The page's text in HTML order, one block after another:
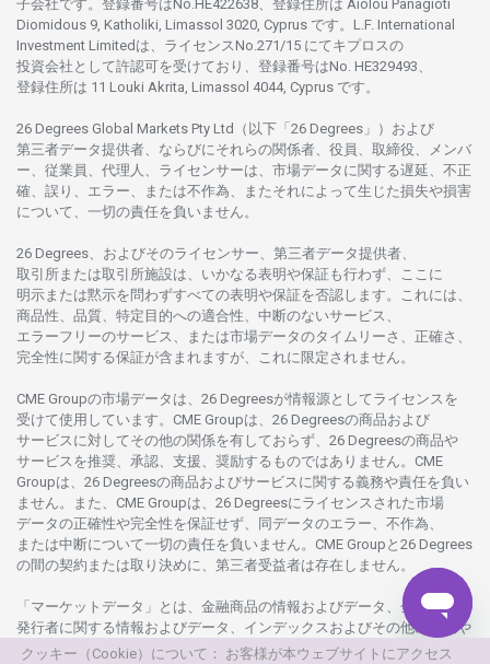
子会社です。 登録番号はNo.HE422638、 登録住所は Aiolou Panagioti
Diomidous 9, Katholiki, Limassol 3020, Cyprus です。L.F. International
Investment Limitedは、 ライセンスNo.271/15 にてキプロスの
投資会社として許認可を受けており、 登録番号はNo. HE329493、
登録住所は 11 Louki Akrita, Limassol 4044, Cyprus です。
26 Degrees Global Markets Pty Ltd（以下「26 Degrees」） および
第三者データ提供者、ならびにそれらの関係者、役員、取締役、メンバ
ー、従業員、代理人、ライセンサーは、 市場データに関する遅延、不正
確、誤り、エラー、
または不作為、 またそれに よって生じた損失や損害
について、 一切の責任を負いません。
26 Degrees、 およびそのライセンサー、 第三者データ提供者、
取引所または取引所施設は、いかなる表明や保証も行わず、
ここに
明示または黙示を問わずすべての表明や保証を否認し ます。
これには、
商品性、品質、 特定目的への適合性、 中断のないサービス、
エラーフリーのサービス、 または市場データのタイムリーさ、正確さ、
完全性に関する保証が含まれますが、これに限定さ れません。
CME Groupの市場データは、26 Degreesが情報源としてライセンスを
受けて使用しています。 CME Groupは、26 Degreesの商品および
サービスに対してその他の関係を有しておらず、26 Degreesの商品や
サービスを推奨、承認、支援、 奨励するものではありません。 CME
Groupは、26 Degreesの商品およびサービスに関する義務や責任を負い
ません。また、CME Groupは、26 Degreesに ライセンスさ れた市場
データの正確性や完全性を保証せず、 同データのエラー、不作為、
または中断について一切の責任を負いません。 CME Groupと26 Degrees
の間の契約または取り 決めに、 第三者受益者は存在し ません。
「マーケットデータ」とは、 金融商品の情報およびデータ、 金融商品の
発行者に関する情報およびデータ、 インデックスおよびその他の
情報や
データを
指し、26 Degreesまたは26 Degreesグループ 会社が提供する
クッキー（Cookie）について： お客様が本ウェブサイトにアクセス